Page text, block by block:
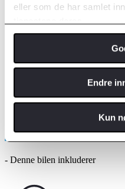
eller som de har samlet
Endre
Kun
- Denne bilen inkluderer